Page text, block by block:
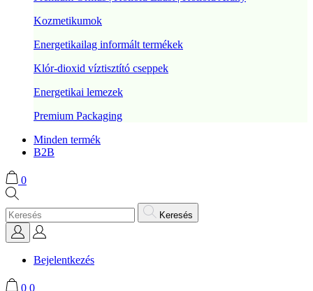
Kozmetikumok
Energetikailag informált termékek
Klór-dioxid víztisztító cseppek
Energetikai lemezek
Premium Packaging
Minden termék
B2B
0
Keresés
Bejelentkezés
0 0